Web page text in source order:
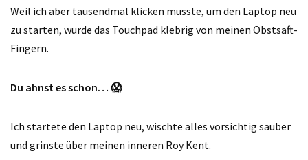
Weil ich aber tausendmal klicken musste, um den Laptop neu
zu starten, wurde das Touchpad klebrig von meinen Obstsaft-
Fingern.
Du ahnst es schon… 😱
Ich startete den Laptop neu, wischte alles vorsichtig sauber
und grinste über meinen inneren Roy Kent.